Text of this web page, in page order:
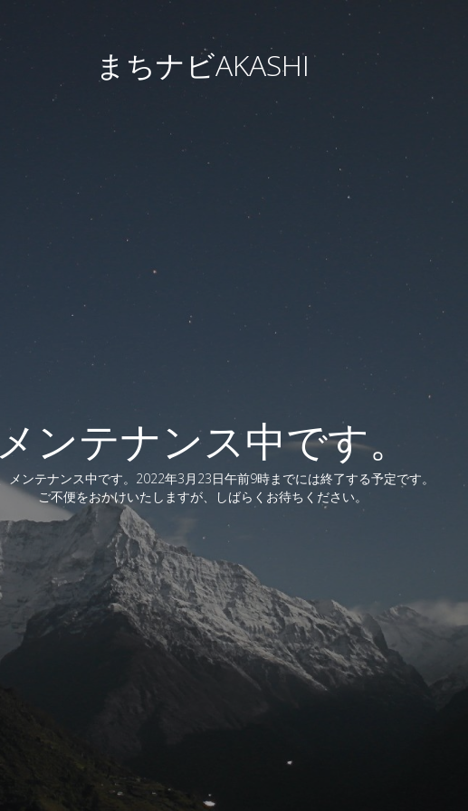
まちナビAKASHI
ンテナンス中です。
メンテナンス中です。2022年3月23日午前9時までには終了する予定です。
ご不便をおかけいたしますが、しばらくお待ちください。